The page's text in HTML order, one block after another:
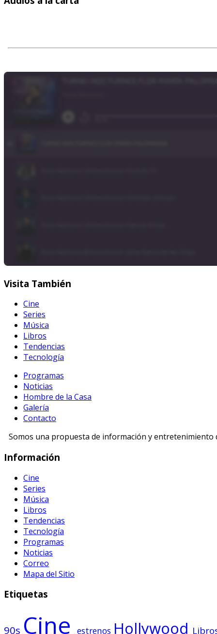
Visita También
Cine
Series
Música
Libros
Tendencias
Tecnología
Programas
Noticias
Hombre de la Casa
Galería
Contacto
Somos una propuesta de información y
Información
Cine
Series
Música
Libros
Tendencias
Tecnología
Programas
Noticias
Correo
Mapa del Sitio
Etiquetas
90s Cine estrenos Hollywood